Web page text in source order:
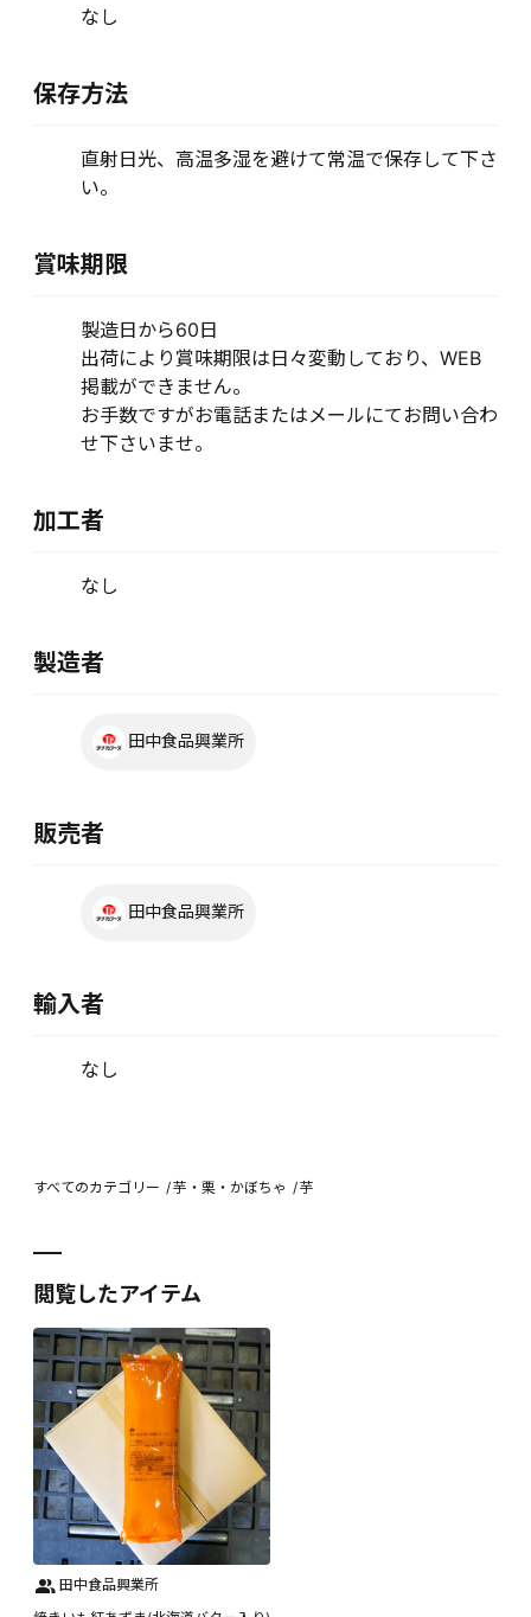
なし
保存方法
直射日光、高温多湿を避けて常温で保存して下さ
い。
賞味期限
製造日から60日
出荷により賞味期限は日々変動しており、WEB
掲載ができません。
お手数ですがお電話またはメールにてお問い合わ
せ下さいませ。
加工者
なし
製造者
田中食品興業所
販売者
田中食品興業所
輸入者
なし
すべてのカテゴリー 芋・栗・かぼちゃ 芋
閲覧したアイテム
田中食品興業所